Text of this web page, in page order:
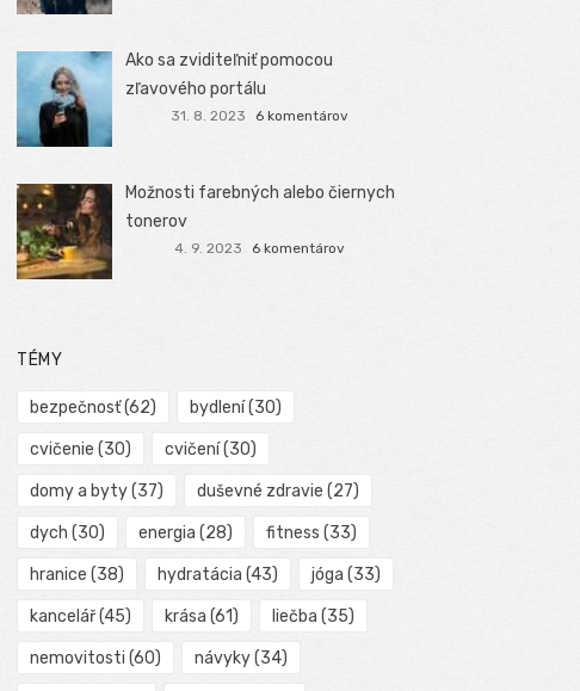
Ako sa zviditeľniť pomocou
zľavového portálu
31. 8. 2023 6 komentárov
Možnosti farebných alebo čiernych
tonerov
4. 9. 2023 6 komentárov
TÉMY
bezpečnosť(62) bydlení(30)
cvičenie (30) cvičení(30)
domy a byty(37) duševné zdravie (27)
dych (30) energia (28) fitness (33)
hranice (38) hydratácia (43) jóga (33)
kancelář(45) krása (61) liečba (35)
nemovitosti (60) návyky(34)